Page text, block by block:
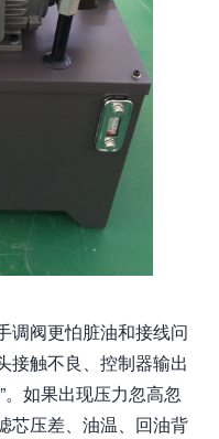
调阀更怕脏油和接线问
接触不良、控制器输出
如果出现压力忽高忽
芯压差、油温、回油背